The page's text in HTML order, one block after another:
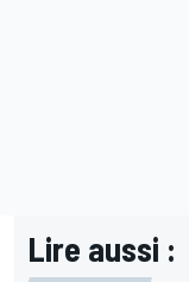
Lire aussi :